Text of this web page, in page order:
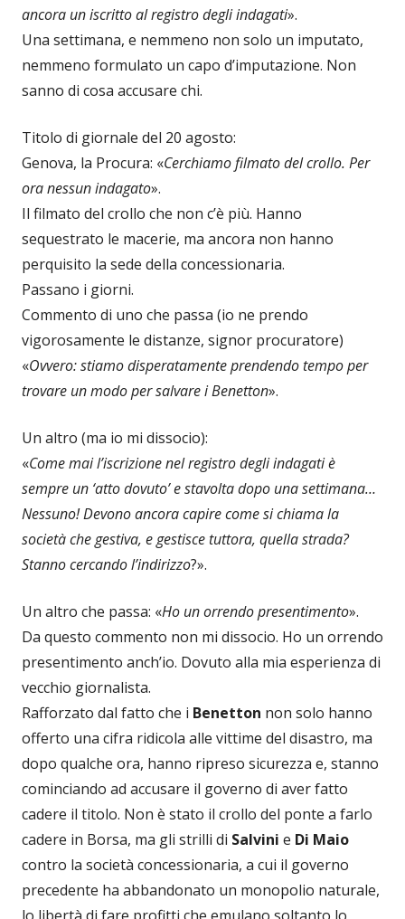
ancora un iscritto al registro degli indagati».
Una settimana, e nemmeno non solo un imputato,
nemmeno formulato un capo d’imputazione. Non
sanno di cosa accusare chi.
Titolo di giornale del 20 agosto:
Genova, la Procura: «Cerchiamo filmato del crollo. Per
ora nessun indagato».
Il filmato del crollo che non c’è più. Hanno
sequestrato le macerie, ma ancora non hanno
perquisito la sede della concessionaria.
Passano i giorni.
Commento di uno che passa (io ne prendo
vigorosamente le distanze, signor procuratore)
«Ovvero: stiamo disperatamente prendendo tempo per
trovare un modo per salvare i Benetton».
Un altro (ma io mi dissocio):
«Come mai l’iscrizione nel registro degli indagati è
sempre un ‘atto dovuto’ e stavolta dopo una settimana…
Nessuno! Devono ancora capire come si chiama la
società che gestiva, e gestisce tuttora, quella strada?
Stanno cercando l’indirizzo?».
Un altro che passa: «Ho un orrendo presentimento».
Da questo commento non mi dissocio. Ho un orrendo
presentimento anch’io. Dovuto alla mia esperienza di
vecchio giornalista.
Rafforzato dal fatto che i Benetton non solo hanno
offerto una cifra ridicola alle vittime del disastro, ma
dopo qualche ora, hanno ripreso sicurezza e, stanno
cominciando ad accusare il governo di aver fatto
cadere il titolo. Non è stato il crollo del ponte a farlo
cadere in Borsa, ma gli strilli di Salvini e Di Maio
contro la società concessionaria, a cui il governo
precedente ha abbandonato un monopolio naturale,